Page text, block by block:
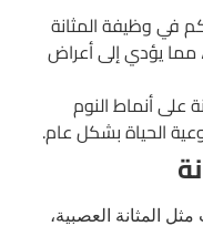
في وظيفة المثانة
مما يؤدي إلى أعراض
على أنماط النوم
الحياة بشكل عام.
المثانة العصبية،